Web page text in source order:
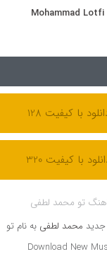
Mohammad
با کیفیت 128
با کیفیت 320
تو محمد لطفی
جدید محمد لطفی به نام تو
Download New